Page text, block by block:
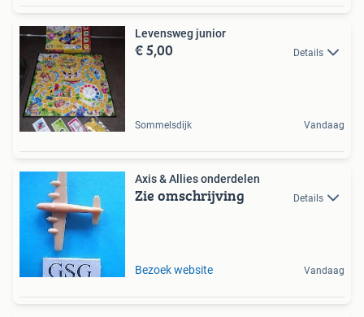
Levensweg junior
€ 5,00 Details
Sommelsdijk Vandaag
Axis & Allies onderdelen
Zie omschrijving Details
Bezoek website Vandaag